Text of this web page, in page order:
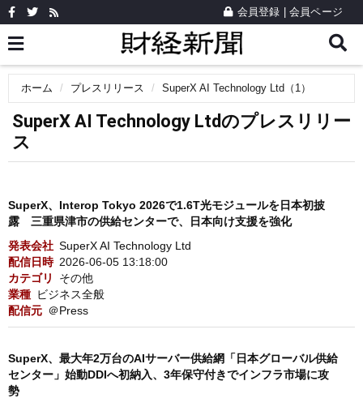
会員登録 会員ページ
ホーム プレスリリース SuperX AI Technology Ltd（1）
SuperX AI Technology Ltdのプレスリリー
ス
SuperX、Interop Tokyo 2026で1.6T光モジュールを日本初披
露 三重県津市の供給センターで、日本向け支援を強化
発表会社 SuperX AI Technology Ltd
配信日時 2026-06-05 13:18:00
カテゴリ
その他
業種 ビジネス全般
配信元 ＠Press
SuperX、最大年2万台のAIサーバー供給網「日本グローバル供給
センター」始動DDIへ初納入、3年保守付きでインフラ市場に攻
勢